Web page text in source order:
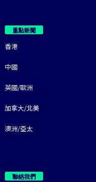
重點新聞
香港
中國
英國/歐洲
加拿大/北美
澳洲/亞太
聯絡我們